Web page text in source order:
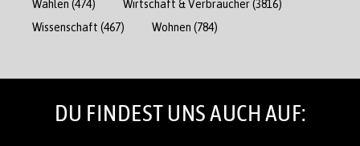
Wahlen (474) Wirtschaft & Verbraucher(3816)
Wissenschaft (467) Wohnen (784)
DU FINDEST UNS AUCH AUF: